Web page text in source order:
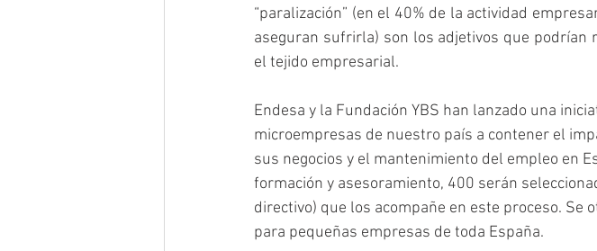
“paralización” (en el 40% de la actividad
aseguran sufrirla) son los adjetivos que podrían
el tejido empresarial.
Endesa y la Fundación YBS han lanzado una
microempresas de nuestro país a contener el
sus negocios y el mantenimiento del empleo en
formación y asesoramiento, 400 serán
directivo) que los acompañe en este proceso.
para pequeñas empresas de toda España.